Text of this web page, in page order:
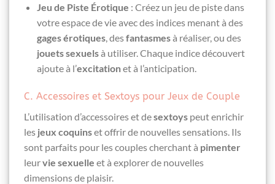
Jeu de Piste Érotique : Créez un jeu de piste dans
votre espace de vie avec des indices menant à des
gages érotiques, desfantasmesà réaliser, ou des
jouets sexuelsà utiliser. Chaque indice découvert
ajoute à l’excitationet à l’anticipation.
C. Accessoires et Sextoys pour Jeux de Couple
L’utilisation d’accessoires et desextoys peut enrichir
les jeux coquinset offrir de nouvelles sensations. Ils
sont parfaits pour les couples cherchant à pimenter
leurvie sexuelle et à explorer de nouvelles
dimensions de plaisir.